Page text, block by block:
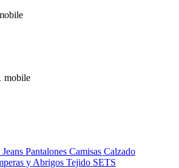
Jeans Pantalones Camisas Calzado
y Abrigos Tejido SETS